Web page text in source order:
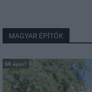
MAGYAR ÉPÍTŐK
Mi épül?